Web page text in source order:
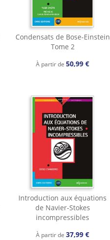
Condensats de Bose-Einstein
Tome 2
À partir de 50,99 €
Introduction aux équations
de Navier-Stokes
incompressibles
À partir de 37,99 €